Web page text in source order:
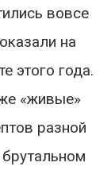
вовсе
на
этого года.
«живые»
разной